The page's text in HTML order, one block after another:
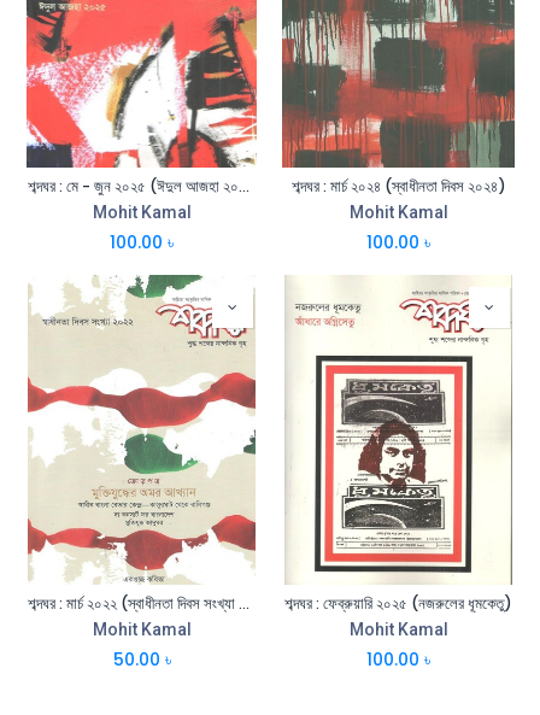
শব্দঘর : মে - জুন ২০২৫ (ঈদুল আজহা ২০২৫)
Mohit Kamal
100.00 ৳
শব্দঘর : মার্চ ২০২৪ (স্বাধীনতা দিবস ২০২৪)
Mohit Kamal
100.00 ৳
শব্দঘর : মার্চ ২০২২ (স্বাধীনতা দিবস সংখ্যা ২০২২)
Mohit Kamal
50.00 ৳
শব্দঘর : ফেব্রুয়ারি ২০২৫ (নজরুলের ধূমকেতু)
Mohit Kamal
100.00 ৳